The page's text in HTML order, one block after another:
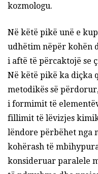
kozmologu.
Në këtë pikë unë e
udhëtim nëpër kohën
i aftë të përcaktojë se
Në këtë pikë ka diçka
metodikës së
i formimit të
fillimit të lëvizjes
lëndore përbëhet nga
kohërash të
konsideruar paralele